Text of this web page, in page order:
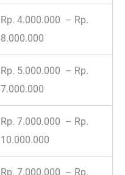
Rp. 4.000.000 – Rp.
8.000.000
Rp. 5.000.000 – Rp.
7.000.000
Rp. 7.000.000 – Rp.
10.000.000
Rp. 7.000.000 – Rp.